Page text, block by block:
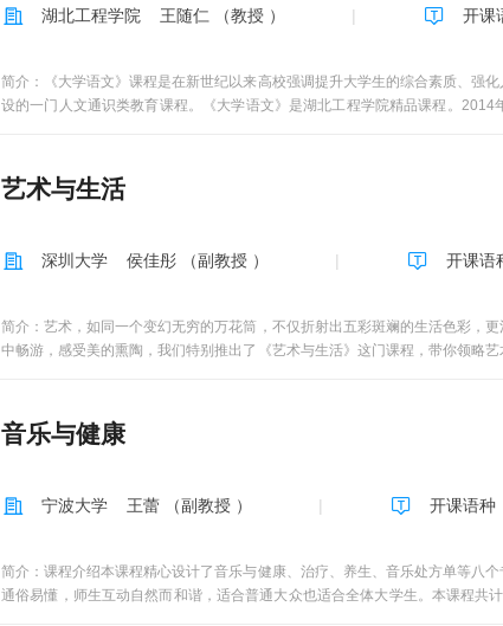
湖北工程学院 王随仁 （教授 ） 开课
简介：《大学语文》课程是在新世纪以来高校强调提升大学生的综合素质、强
设的一门人文通识类教育课程。《大学语文》是湖北工程学院精品课程。
文学素养，潜移默化地丰富、提升学生的精神世界，培养学生的优秀人格，为实
艺术与生活
深圳大学 侯佳彤 （副教授 ） 开课语
简介：艺术，如同一个变幻无穷的万花筒，不仅折射出五彩斑斓的生活色彩，
中畅游，感受美的熏陶，我们特别推出了《艺术与生活》这门课程，带你领略
用艺术赏析——建筑、环艺、服饰、平面、产品；3）表演艺术赏析——音乐
——电影、电视、戏剧、戏曲。以上每个板块中每个类型还可细分成不同的形
舞蹈赏析。 本课程的定位是：艺术的拼盘，生活的视野；立足于通识性，同
既有齐凤阁、董萍实、侯佳彤、齐冀、刘琨、王颖等艺术家的理论精彩演绎，
和审美能力。我们精选了艺术领域的多个门类，旨在为你呈现一个丰富多彩的
审美之间的紧密联系。接着，我们将通过国画板块，欣赏到水墨丹青之美，理
音乐与健康
宁波大学 王蕾 （副教授 ） 开课语种
简介：课程介绍本课程精心设计了音乐与健康、治疗、养生、音乐处方单等八
通俗易懂，师生互动自然而和谐，适合普通大众也适合全体大学生。本课程